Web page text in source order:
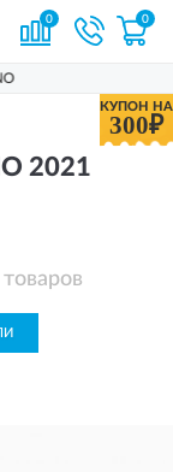
0 0
КУПОН НА
300₽
2021